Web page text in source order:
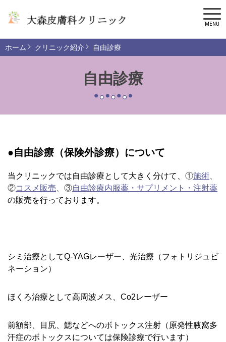
MENU
自由診療
ホーム クリニック紹介 自由診療
●自由診療 （保険外診療） について
当クリニックでは自由診療として大きく分けて、 ①施術
②コスメ販売 、③自由診療内服薬・サプリメント・注射薬
の販売を行っております。
シミ治療としてQ-YAGレーザー、光治療（フォトリジュビ
ネーション）
ほくろ治療として高周波メス、Co2レーザー
前額部、目尻、鰓などへのボトックス注射（原発性腋窩多
汗症のボトックスについては保険診療で行います）